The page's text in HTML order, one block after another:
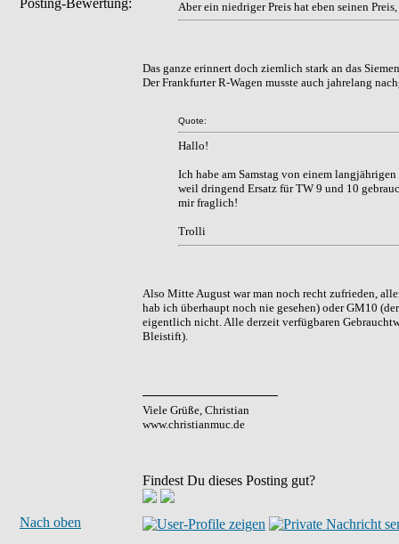
Posting-Bewertung: Aber ein niedriger Preis hat eben seinen
Das ganze erinnert doch ziemlich stark an das
Der Frankfurter R-Wagen musste auch jahrelang
Quote:
Hallo!
Ich habe am Samstag von einem
weil dringend Ersatz für TW 9 und 10
mir fraglich!
Trolli
Also Mitte August war man noch recht zufrieden,
hab ich überhaupt noch nie gesehen) oder GM10
eigentlich nicht. Alle derzeit verfügbaren
Bleistift).
Viele Grüße, Christian
www.christianmuc.de
Findest Du dieses Posting gut?
Nach oben